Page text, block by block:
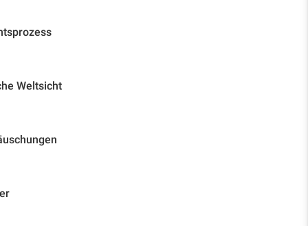
Weltsicht